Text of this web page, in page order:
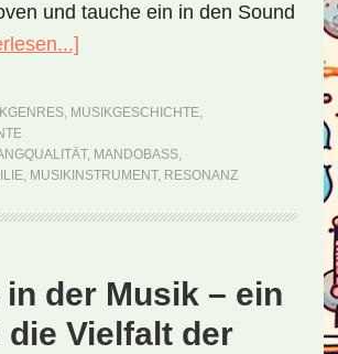
und tauche ein in den Sound
die
in
, MUSIKGESCHICHTE,
, MANDOBASS,
, MUSIKINSTRUMENT, RESONANZ
der Musik – ein
Vielfalt der